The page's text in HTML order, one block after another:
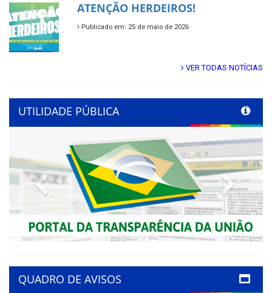
ATENÇÃO HERDEIROS!
Publicado em: 25 de maio de 2026
VER TODAS NOTÍCIAS
UTILIDADE PÚBLICA
Previous Next
QUADRO DE AVISOS